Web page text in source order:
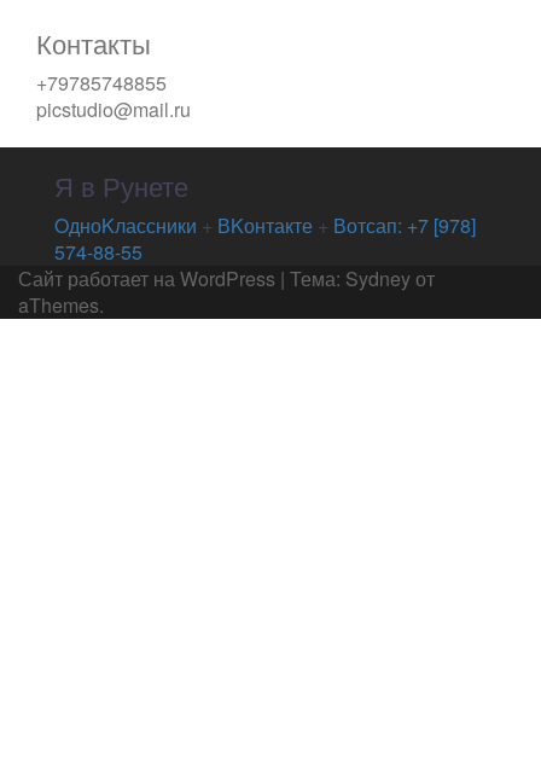
Контакты
+79785748855
picstudio@mail.ru
Я в Рунете
OдноKлассники + ВKонтакте + Вотсап: +7 [978]
574-88-55
Сайт работает на WordPress | Тема: Sydney от
aThemes.